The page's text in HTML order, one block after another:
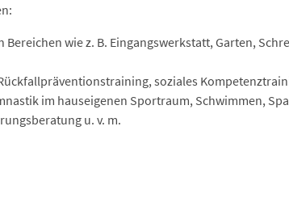
wie z. B. Eingangswerkstatt, Garten,
soziales
im hauseigenen Sportraum, Schwimmen,
u. v. m.